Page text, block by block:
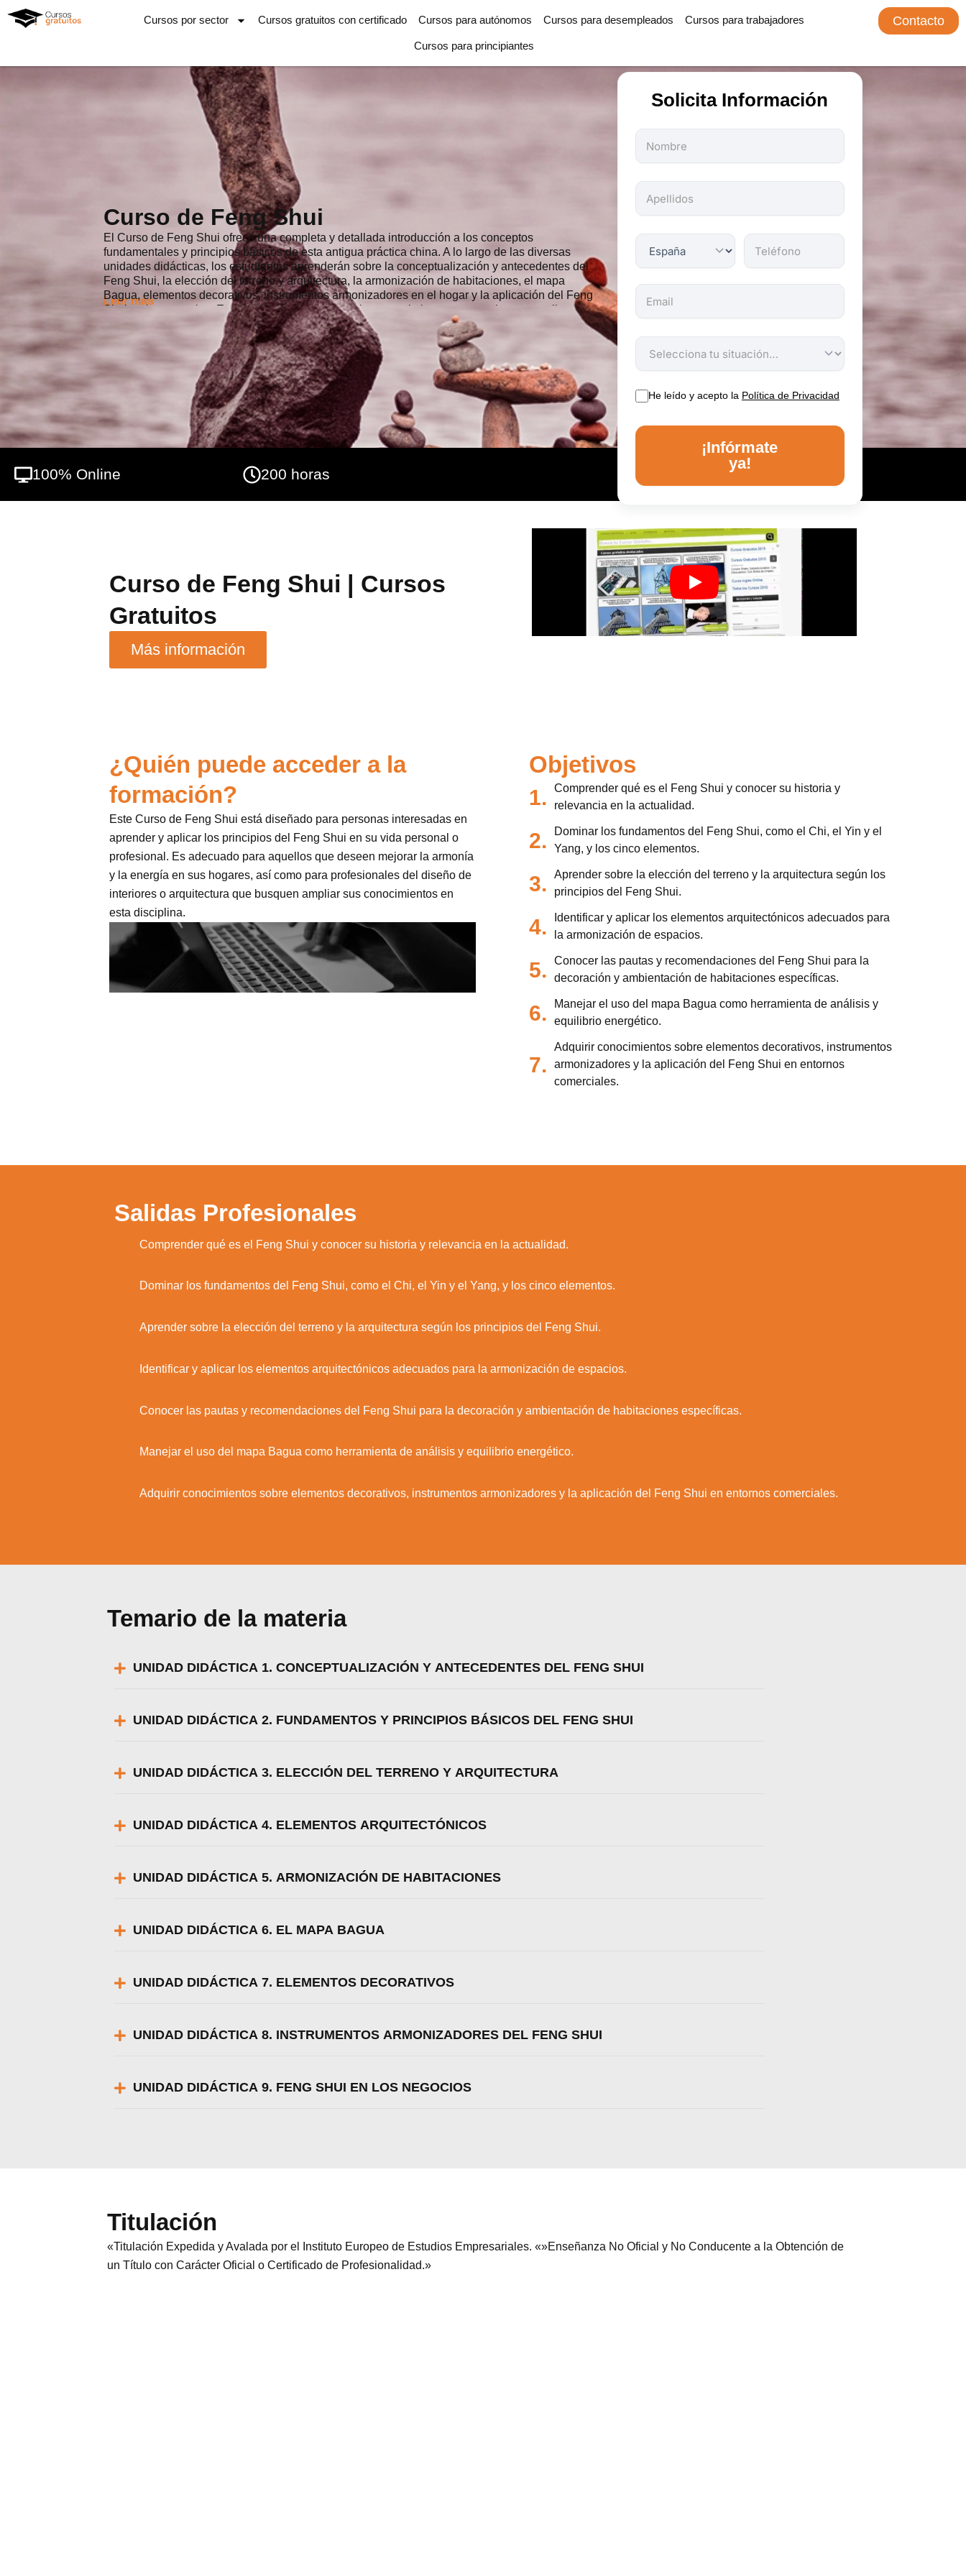
Cursos por sector Cursos gratuitos con certificado Cursos para autónomos Cursos para desempleados Cursos para trabajadores
Cursos para principiantes
Contacto
Curso de Feng Shui
El Curso de Feng Shui ofrece una completa y detallada introducción a los conceptos
fundamentales y principios básicos de esta antigua práctica china. A lo largo de las diversas
unidades didácticas, los estudiantes aprenderán sobre la conceptualización y antecedentes del
Feng Shui, la elección del terreno y arquitectura, la armonización de habitaciones, el mapa
Bagua, elementos decorativos, instrumentos armonizadores en el hogar y la aplicación del Feng
Shui en los negocios. Esta formación proporciona los conocimientos necesarios para aplicar el
Feng Shui de manera efectiva y promover la armonía y el equilibrio en los espacios a través de
herramientas como la realización del Mapa Bagua.
Leer más
Solicita Información
Todos
los
son
obligatorios.
He leído y acepto la Política de Privacidad
¡Infórmate
ya!
100% Online 200 horas
Curso de Feng Shui | Cursos
Gratuitos
Más información
¿Quién puede acceder a la
formación?
Este Curso de Feng Shui está diseñado para personas interesadas en
aprender y aplicar los principios del Feng Shui en su vida personal o
profesional. Es adecuado para aquellos que deseen mejorar la armonía
y la energía en sus hogares, así como para profesionales del diseño de
interiores o arquitectura que busquen ampliar sus conocimientos en
esta disciplina.
Objetivos
1.
Comprender qué es el Feng Shui y conocer su historia y
relevancia en la actualidad.
2.
Dominar los fundamentos del Feng Shui, como el Chi, el Yin y el
Yang, y los cinco elementos.
3.
Aprender sobre la elección del terreno y la arquitectura según los
principios del Feng Shui.
4.
Identificar y aplicar los elementos arquitectónicos adecuados para
la armonización de espacios.
5.
Conocer las pautas y recomendaciones del Feng Shui para la
decoración y ambientación de habitaciones específicas.
6.
Manejar el uso del mapa Bagua como herramienta de análisis y
equilibrio energético.
7.
Adquirir conocimientos sobre elementos decorativos, instrumentos
armonizadores y la aplicación del Feng Shui en entornos
comerciales.
Salidas Profesionales
Comprender qué es el Feng Shui y conocer su historia y relevancia en la actualidad.
Dominar los fundamentos del Feng Shui, como el Chi, el Yin y el Yang, y los cinco elementos.
Aprender sobre la elección del terreno y la arquitectura según los principios del Feng Shui.
Identificar y aplicar los elementos arquitectónicos adecuados para la armonización de espacios.
Conocer las pautas y recomendaciones del Feng Shui para la decoración y ambientación de habitaciones específicas.
Manejar el uso del mapa Bagua como herramienta de análisis y equilibrio energético.
Adquirir conocimientos sobre elementos decorativos, instrumentos armonizadores y la aplicación del Feng Shui en entornos comerciales.
Temario de la materia
UNIDAD DIDÁCTICA 1. CONCEPTUALIZACIÓN Y ANTECEDENTES DEL FENG SHUI
UNIDAD DIDÁCTICA 2. FUNDAMENTOS Y PRINCIPIOS BÁSICOS DEL FENG SHUI
UNIDAD DIDÁCTICA 3. ELECCIÓN DEL TERRENO Y ARQUITECTURA
UNIDAD DIDÁCTICA 4. ELEMENTOS ARQUITECTÓNICOS
UNIDAD DIDÁCTICA 5. ARMONIZACIÓN DE HABITACIONES
UNIDAD DIDÁCTICA 6. EL MAPA BAGUA
UNIDAD DIDÁCTICA 7. ELEMENTOS DECORATIVOS
UNIDAD DIDÁCTICA 8. INSTRUMENTOS ARMONIZADORES DEL FENG SHUI
UNIDAD DIDÁCTICA 9. FENG SHUI EN LOS NEGOCIOS
Titulación
«Titulación Expedida y Avalada por el Instituto Europeo de Estudios Empresariales. «»Enseñanza No Oficial y No Conducente a la Obtención de
un Título con Carácter Oficial o Certificado de Profesionalidad.»